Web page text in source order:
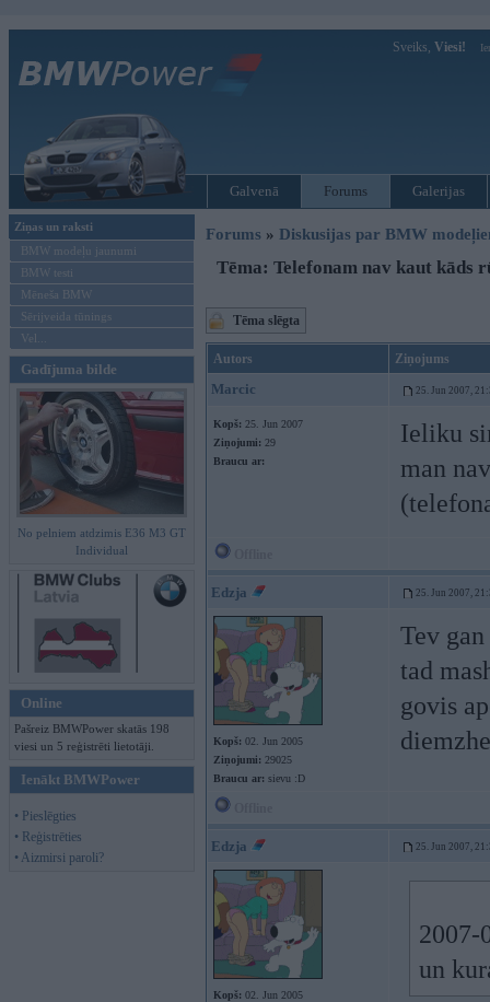
Sveiks, Viesi!
Galvenā Forums Galerijas
Ziņas un raksti
BMW modeļu jaunumi
BMW testi
Mēneša BMW
Sērijveida tūnings
Vel...
Gadījuma bilde
No pelniem atdzimis E36 M3 GT
Individual
Online
Pašreiz BMWPower skatās 198
viesi un 5 reģistrēti lietotāji.
Ienākt BMWPower
• Pieslēgties
• Reģistrēties
• Aizmirsi paroli?
Forums » Diskusijas par BMW
Tēma: Telefonam nav kaut kāds
Tēma slēgta
Autors Ziņojums
Marcic 25. Jun 2007,
Kopš: 25. Jun 2007
Ziņojumi: 29
Braucu ar:
Ieliku
man
Edzja 25. Jun 2007,
Kopš: 02. Jun 2005
Ziņojumi: 29025
Braucu ar: sievu :D
Tev
tad
govis
Edzja 25. Jun 2007,
Kopš: 02. Jun 2005
2007-
un